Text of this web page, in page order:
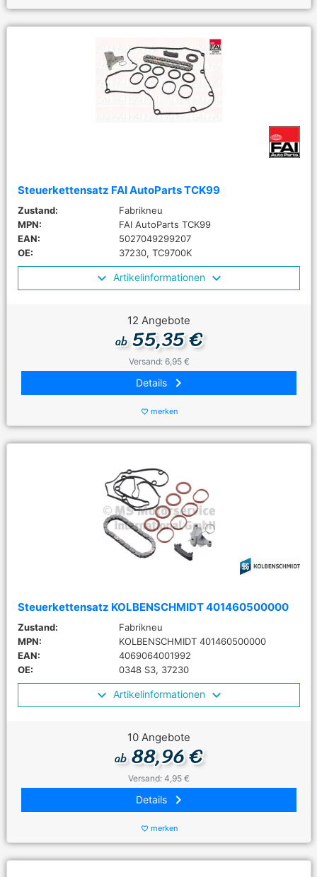
Steuerkettensatz FAI AutoParts TCK99
Zustand:
Fabrikneu
MPN:
FAI AutoParts TCK99
EAN:
5027049299207
OE:
37230, TC9700K
Artikelinformationen
12 Angebote
ab55,35 €
Versand: 6,95 €
Details keyboard_arrow_right
favorite_border merken
Steuerkettensatz KOLBENSCHMIDT 401460500000
Zustand:
Fabrikneu
MPN:
KOLBENSCHMIDT 401460500000
EAN:
4069064001992
OE:
0348 S3, 37230
Artikelinformationen
10 Angebote
ab88,96 €
Versand: 4,95 €
Details keyboard_arrow_right
favorite_border merken